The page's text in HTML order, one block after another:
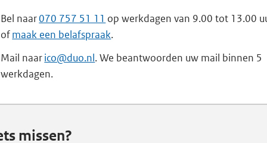
Bel naar070 757 51 11 op werkdagen van 9.00 tot 13.00
ofmaak een belafspraak.
Mail naarico@duo.nl. We beantwoorden uw mail binnen 5
werkdagen.
missen?